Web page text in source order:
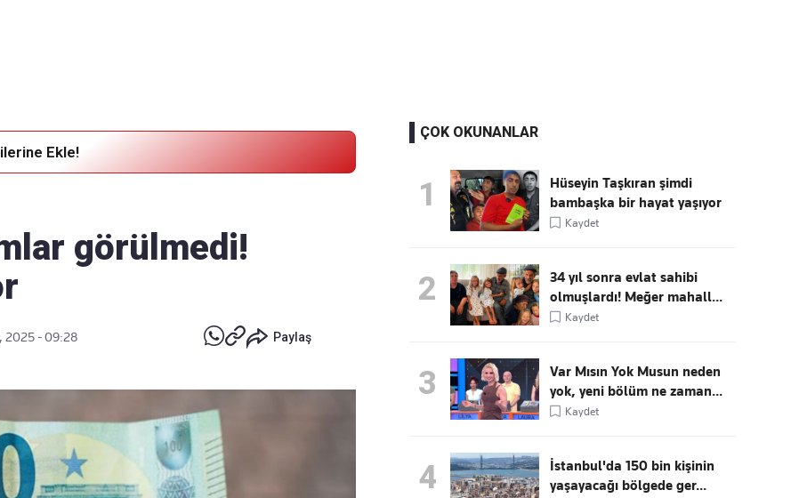
Ekle!
görülmedi!
2025 - 09:28 Paylaş
ÇOK OKUNANLAR
1
Hüseyin Taşkıran şimdi
bambaşka bir hayat yaşıyor
Kaydet
2
34 yıl sonra evlat sahibi
olmuşlardı! Meğer mahall...
Kaydet
3
Var Mısın Yok Musun neden
yok, yeni bölüm ne zaman...
Kaydet
4
İstanbul'da 150 bin kişinin
yaşayacağı bölgede ger...